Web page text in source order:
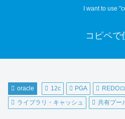
I want to use
コピペで
oracle 12c PGA REDO
ライブラリ・キャッシュ
共有プー